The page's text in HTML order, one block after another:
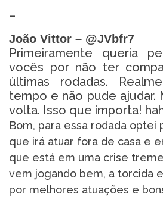
–
João Vittor – @JVbfr7
Primeiramente queria
vocês por não ter
últimas rodadas.
tempo e não pude ajudar.
volta. Isso que importa!
Bom, para essa rodada optei
que irá atuar fora de casa e
que está em uma crise
vem jogando bem, a torcida
por melhores atuações e